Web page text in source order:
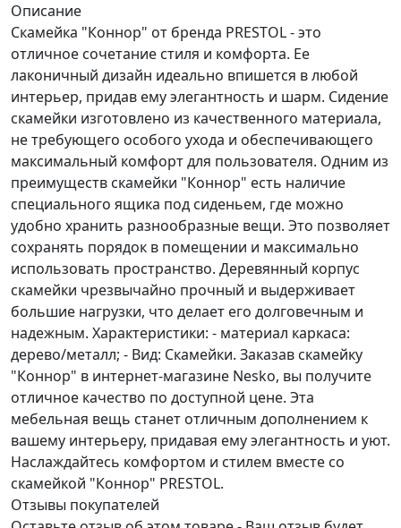
Описание
Скамейка "Коннор" от бренда PRESTOL - это
отличное сочетание стиля и комфорта. Ее
лаконичный дизайн идеально впишется в любой
интерьер, придав ему элегантность и шарм. Сидение
скамейки изготовлено из качественного материала,
не требующего особого ухода и обеспечивающего
максимальный комфорт для пользователя. Одним из
преимуществ скамейки "Коннор" есть наличие
специального ящика под сиденьем, где можно
удобно хранить разнообразные вещи. Это позволяет
сохранять порядок в помещении и максимально
использовать пространство. Деревянный корпус
скамейки чрезвычайно прочный и выдерживает
большие нагрузки, что делает его долговечным и
надежным. Характеристики: - материал каркаса:
дерево/металл; - Вид: Скамейки. Заказав скамейку
"Коннор" в интернет-магазине Nesko, вы получите
отличное качество по доступной цене. Эта
мебельная вещь станет отличным дополнением к
вашему интерьеру, придавая ему элегантность и уют.
Наслаждайтесь комфортом и стилем вместе со
скамейкой "Коннор" PRESTOL.
Отзывы покупателей